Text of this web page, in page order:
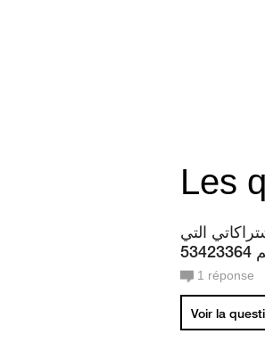
Les
التي
1 réponse
Voir la